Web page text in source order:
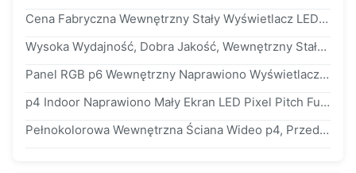
Cena Fabryczna Wewnętrzny Stały Wyświetlacz LED Ściana Wideo 4 Mm Pixel Pitch 2 Lata Gwarancji
Wysoka Wydajność, Dobra Jakość, Wewnętrzny Stały Wyświetlacz LED, Ściana Wideo Do Reklamy
Panel RGB p6 Wewnętrzny Naprawiono Wyświetlacz LED Na Reklamową Ścianę Wideo
p4 Indoor Naprawiono Mały Ekran LED Pixel Pitch Full Color Do Reklamy Videl Wall
Pełnokolorowa Wewnętrzna Ściana Wideo p4, Przedni Magnetyczny Wyświetlacz LED Do Montażu Stacjonarnego